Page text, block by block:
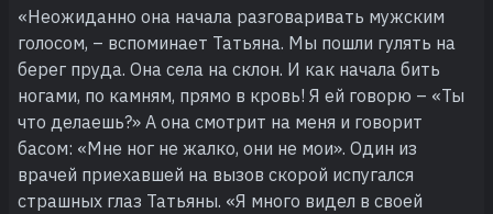
«Неожиданно она начала разговаривать мужским
голосом, – вспоминает Татьяна. Мы пошли гулять на
берег пруда. Она села на склон. И как начала бить
ногами, по камням, прямо в кровь! Я ей говорю – «Ты
что делаешь?» А она смотрит на меня и говорит
басом: «Мне ног не жалко, они не мои». Один из
врачей приехавшей на вызов скорой испугался
страшных глаз Татьяны. «Я много видел в своей